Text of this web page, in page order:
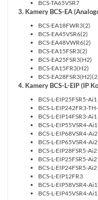
BCS-TA65VSR7
3. Kamery BCS-EA
BCS-EA18FWR3(2)
BCS-EA45VSR6(2)
BCS-EA48VWR6(2)
BCS-EA15FSR3(2)
BCS-EA25FSR3(H2)
BCS-EA15FR3(H2)
BCS-
4. Kamery BCS-L-EIP (IP
BCS-L-EIP25FSR5-Ai1
BCS-L-EIP242FR3-
BCS-L-EIP14FSR3-Ai1
BCS-L-EIP55VSR4-Ai1
BCS-L-EIP68VSR4-Ai2
BCS-L-EIP65VSR4-Ai2
BCS-L-EIP28FSR5-Ai2
BCS-L-EIP25FSR5-Ai2
BCS-L-EIP24FSR5-Ai2
BCS-L-EIP12FR3
BCS-L-EIP58VSR4-
BCS-L-EIP45VSR4-